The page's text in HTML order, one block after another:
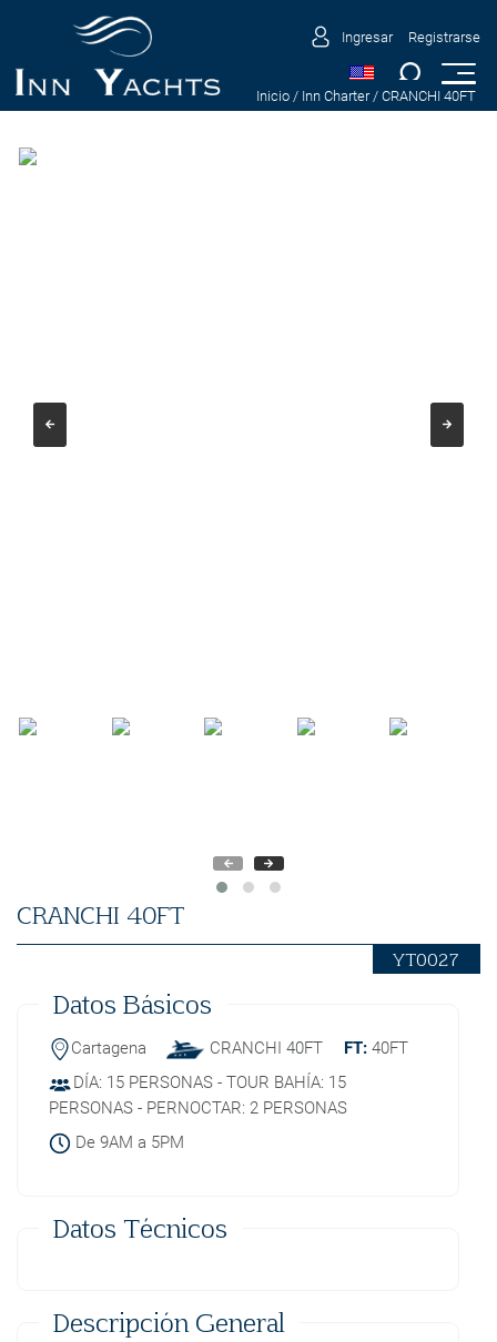
Ingresar Registrarse
Inicio / Inn Charter / CRANCHI 40FT
CRANCHI 40FT
YT0027
Datos Básicos
Cartagena CRANCHI 40FT FT:40FT
DÍA: 15 PERSONAS - TOUR BAHÍA: 15
PERSONAS - PERNOCTAR: 2 PERSONAS
De 9AM a 5PM
Datos Técnicos
Descripción General